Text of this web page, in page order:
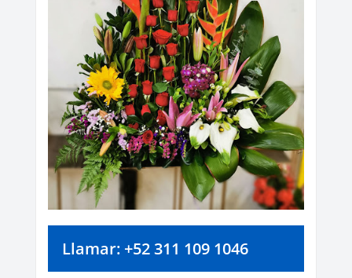
Llamar: +52 311 109 1046